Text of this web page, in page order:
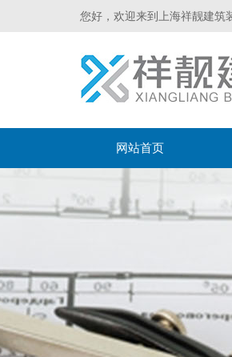
您好，欢迎来到上海祥靓建筑
网站首页